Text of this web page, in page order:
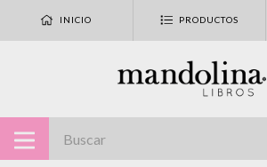
INICIO PRODUCTOS